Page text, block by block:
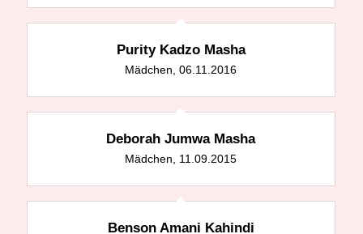
Purity Kadzo Masha
Mädchen, 06.11.2016
Deborah Jumwa Masha
Mädchen, 11.09.2015
Benson Amani Kahindi